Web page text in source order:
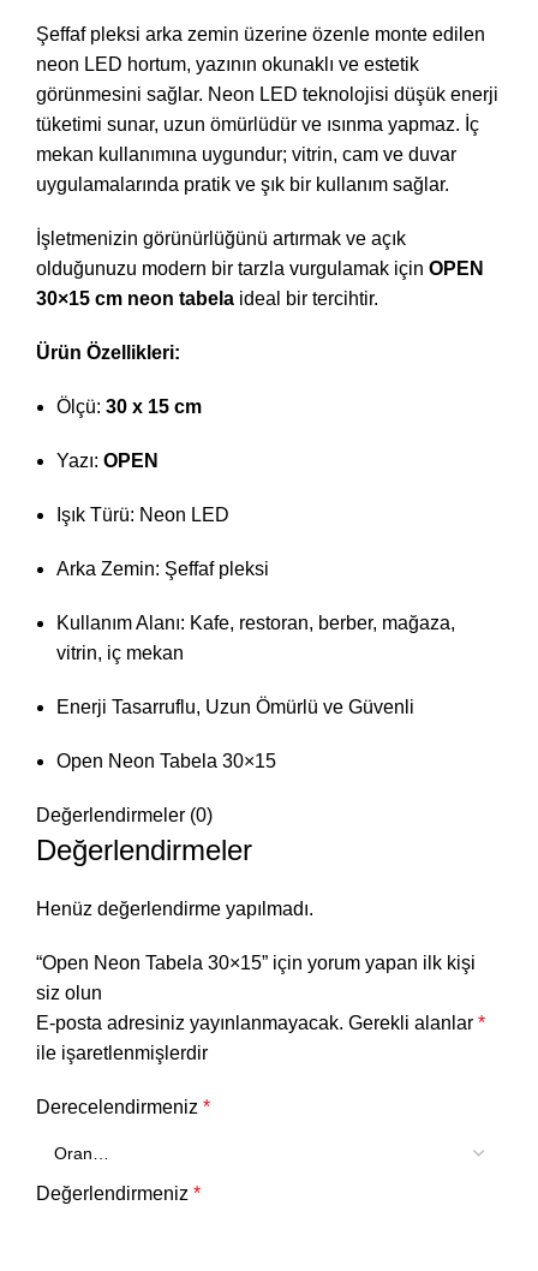
Şeffaf pleksi arka zemin üzerine özenle monte edilen
neon LED hortum, yazının okunaklı ve estetik
görünmesini sağlar. Neon LED teknolojisi düşük enerji
tüketimi sunar, uzun ömürlüdür ve ısınma yapmaz. İç
mekan kullanımına uygundur; vitrin, cam ve duvar
uygulamalarında pratik ve şık bir kullanım sağlar.
İşletmenizin görünürlüğünü artırmak ve açık
olduğunuzu modern bir tarzla vurgulamak için OPEN
30×15 cm neon tabela ideal bir tercihtir.
Ürün Özellikleri:
Ölçü: 30 x 15 cm
Yazı: OPEN
Işık Türü: Neon LED
Arka Zemin: Şeffaf pleksi
Kullanım Alanı: Kafe, restoran, berber, mağaza,
vitrin, iç mekan
Enerji Tasarruflu, Uzun Ömürlü ve Güvenli
Open Neon Tabela 30×15
Değerlendirmeler (0)
Değerlendirmeler
Henüz değerlendirme yapılmadı.
“Open Neon Tabela 30×15” için yorum yapan ilk kişi
siz olun
E-posta adresiniz yayınlanmayacak. Gerekli alanlar *
ile işaretlenmişlerdir
Derecelendirmeniz *
Değerlendirmeniz *